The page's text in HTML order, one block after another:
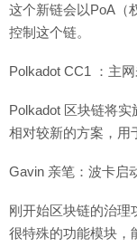
这个新链会以PoA（
控制这个链。
Polkadot CC1 ：主
Polkadot 区块链将
相对较新的方案，用
Gavin 亲笔：波卡启
刚开始区块链的治理
很特殊的功能模块，